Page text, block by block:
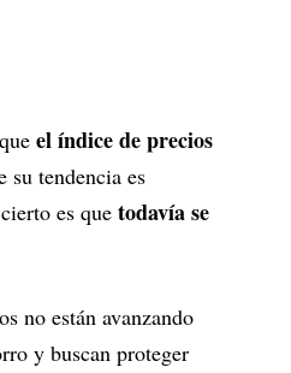
el índice de precios
su tendencia es
es que todavía se
no están avanzando
y buscan proteger